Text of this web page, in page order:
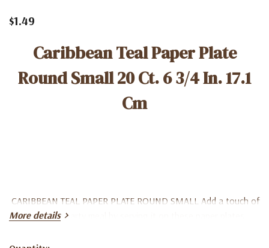
$1.49
Caribbean Teal Paper Plate
Round Small 20 Ct. 6 3/4 In. 17.1
Cm
CARIBBEAN TEAL PAPER PLATE ROUND SMALL Add a touch of
elegance to a party meal by serving it on these paper plates.
versatile and sure to make any dish stand out. Arrange them at
More details